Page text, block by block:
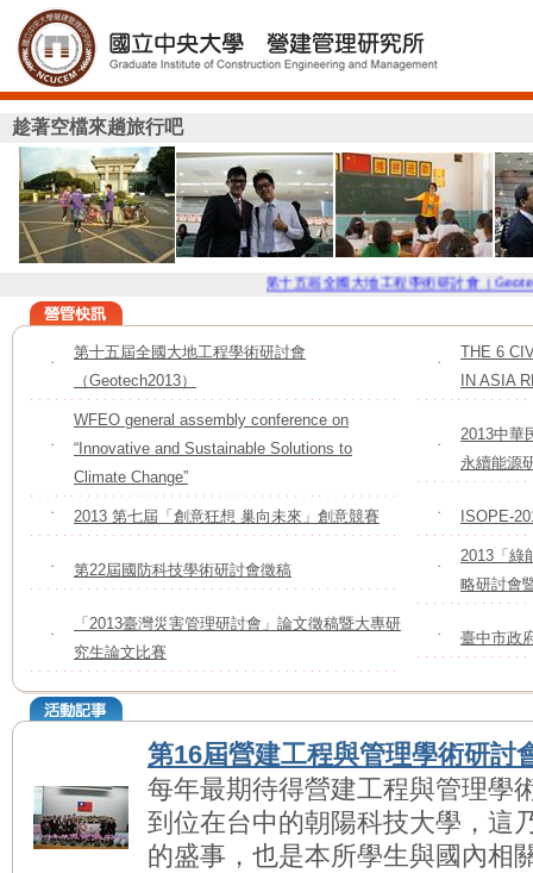
趁著空檔來趟旅行吧
第十五屆全國大地工程學術研討會（
˙
第十五屆全國大地工程學術研討會
（Geotech2013）
˙
THE 6
IN ASIA
˙
WFEO general assembly conference on
“Innovative and Sustainable Solutions to
Climate Change”
˙
2013中華
永續能源
˙ 2013 第七屆「創意狂想 巢向未來」創意競賽 ˙ ISOPE-
˙ 第22屆國防科技學術研討會徵稿 ˙
2013「綠
略研討會
˙
「2013臺灣災害管理研討會」論文徵稿暨大專研
究生論文比賽
˙ 臺中市政
第16屆營建工程與管理學術研討
每年最期待得營建工程與管理學
到位在台中的朝陽科技大學，這
的盛事，也是本所學生與國內相